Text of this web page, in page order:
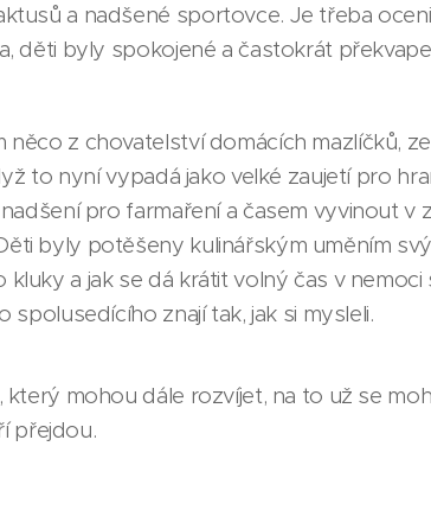
a nadšené sportovce. Je třeba
děti byly spokojené a častokrát
něco z chovatelství domácích mazlíčků,
to nyní vypadá jako velké zaujetí pro
pro farmaření a časem vyvinout v
byly potěšeny kulinářským uměním
a jak se dá krátit volný čas v nemoci
spolusedícího znají tak, jak si mysleli.
mohou dále rozvíjet, na to už se
přejdou.